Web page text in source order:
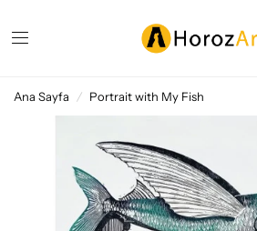
Ana Sayfa / Portrait with My Fish